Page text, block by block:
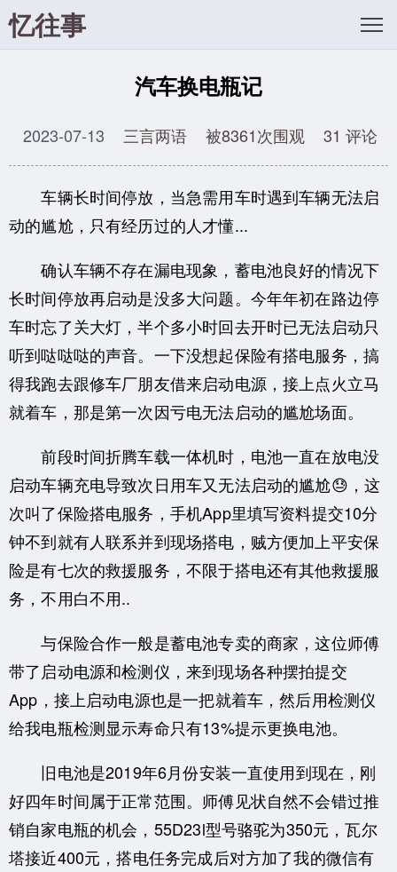
忆往事
汽车换电瓶记
2023-07-13 三言两语 被8361次围观 31 评论
车辆长时间停放，当急需用车时遇到车辆无法启
动的尴尬，只有经历过的人才懂...
确认车辆不存在漏电现象，蓄电池良好的情况下
长时间停放再启动是没多大问题。今年年初在路边停
车时忘了关大灯，半个多小时回去开时已无法启动只
听到哒哒哒的声音。一下没想起保险有搭电服务，搞
得我跑去跟修车厂朋友借来启动电源，接上点火立马
就着车，那是第一次因亏电无法启动的尴尬场面。
前段时间折腾车载一体机时，电池一直在放电没
启动车辆充电导致次日用车又无法启动的尴尬😓，这
次叫了保险搭电服务，手机App里填写资料提交10分
钟不到就有人联系并到现场搭电，贼方便加上平安保
险是有七次的救援服务，不限于搭电还有其他救援服
务，不用白不用..
与保险合作一般是蓄电池专卖的商家，这位师傅
带了启动电源和检测仪，来到现场各种摆拍提交
App，接上启动电源也是一把就着车，然后用检测仪
给我电瓶检测显示寿命只有13%提示更换电池。
旧电池是2019年6月份安装一直使用到现在，刚
好四年时间属于正常范围。师傅见状自然不会错过推
销自家电瓶的机会，55D23l型号骆驼为350元，瓦尔
塔接近400元，搭电任务完成后对方加了我的微信有